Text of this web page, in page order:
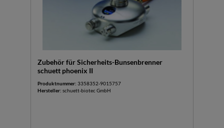
Zubehör für Sicherheits-Bunsenbrenner
schuett phoenix II
Produktnummer: 3358352-9015757
Hersteller: schuett-biotec GmbH